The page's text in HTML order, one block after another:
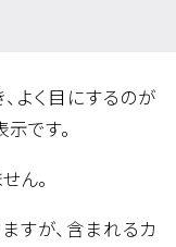
、よく目にするのが
示です。
ん。
すが、含まれるカ